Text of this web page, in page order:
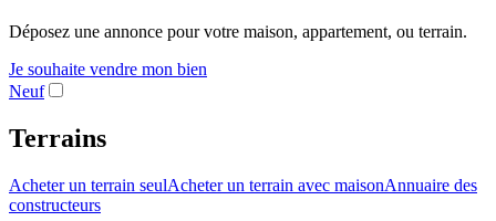
Déposez une annonce pour votre maison, appartement, ou terrain.
Je souhaite vendre mon bien
Neuf
Terrains
Acheter un terrain seulAcheter un terrain avec maisonAnnuaire des
constructeurs